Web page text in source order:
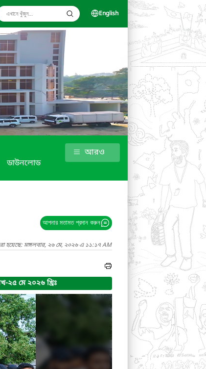
English
ডাউনলোড
আরও
আপনার মতামত প্রদান করুন
হয়েছে: মঙ্গলবার, ২৬ মে, ২০২৬ এ ১১:১৭ AM
২৫ মে ২০২৬ খ্রিঃ